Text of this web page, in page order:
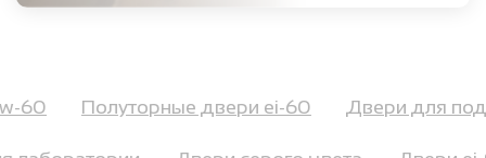
60 Полуторные двери ei-60 Двери для